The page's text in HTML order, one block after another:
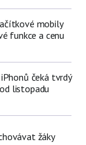
mobily
funkce a cenu
čeká tvrdý
listopadu
žáky